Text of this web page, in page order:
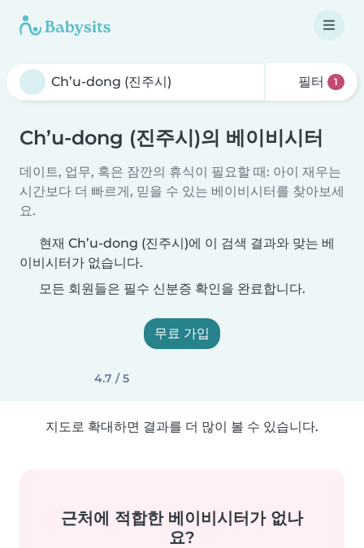
필터 1
Ch’u-dong (진주시)의 베이비시터
데이트, 업무, 혹은 잠깐의 휴식이 필요할 때: 아이 재우는
시간보다 더 빠르게, 믿을 수 있는 베이비시터를 찾아보세
요.
현재 Ch’u-dong (진주시)에 이 검색 결과와 맞는 베
이비시터가 없습니다.
모든 회원들은 필수 신분증 확인을 완료합니다.
무료 가입
4.7 / 5
지도로 확대하면 결과를 더 많이 볼 수 있습니다.
근처에 적합한 베이비시터가 없나
요?